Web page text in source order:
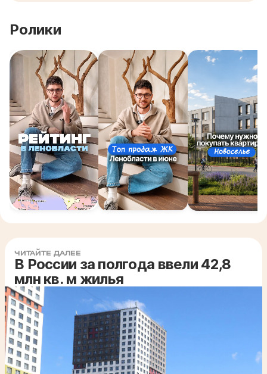
Ролики
ЧИТАЙТЕ ДАЛЕЕ
В России за полгода ввели 42,8
млн кв. м жилья